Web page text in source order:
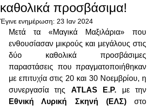
καθολικά προσβάσιμα!
Έγινε ενημέρωση: 23 Ιαν 2024
Μετά τα «Μαγικά Μαξιλάρια» που
ενθουσίασαν μικρούς και μεγάλους στις
δύο καθολικά προσβάσιμες
παραστάσεις που πραγματοποιήθηκαν
με επιτυχία στις 20 και 30 Νοεμβρίου, η
συνεργασία της ATLAS E.P.
Εθνική Λυρική Σκηνή (ΕΛΣ) στο